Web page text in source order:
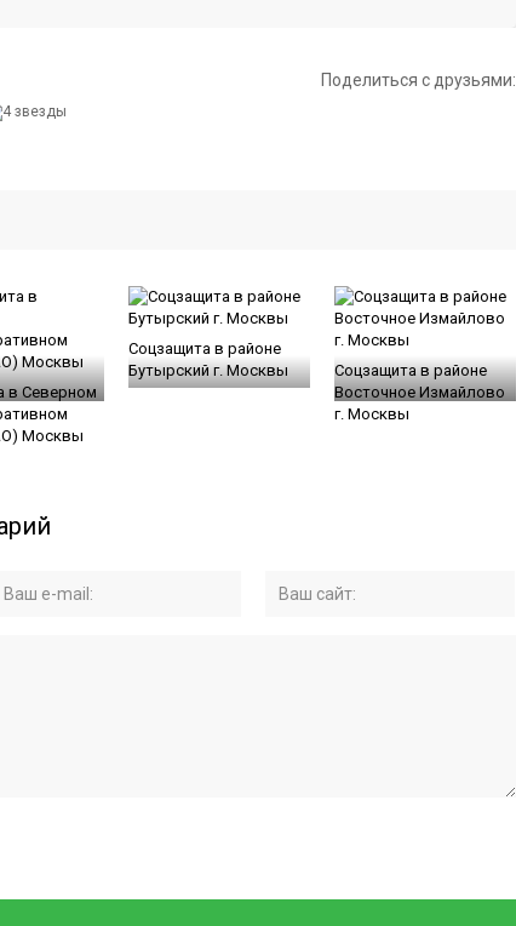
Поделиться с друзьями:
в Северном
Москвы
Соцзащита в районе
Бутырский г. Москвы
Соцзащита в районе
Восточное Измайлово
г. Москвы